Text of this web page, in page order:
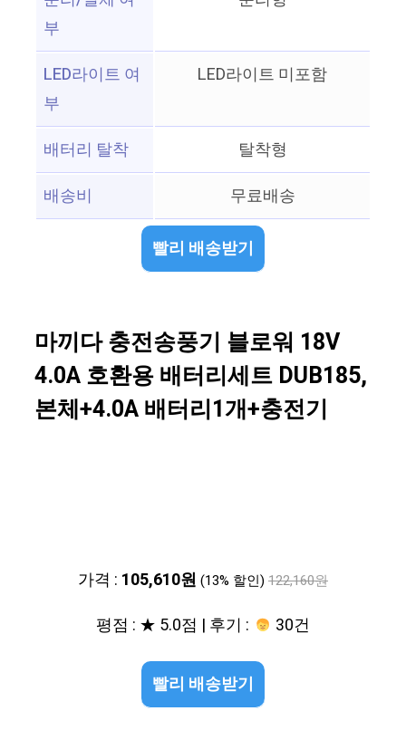
부
LED라이트 여
부
LED라이트 미포함
배터리 탈착
탈착형
배송비
무료배송
빨리 배송받기
마끼다 충전송풍기 블로워 18V
4.0A 호환용 배터리세트 DUB185,
본체+4.0A 배터리1개+충전기
가격 : 105,610원 (13% 할인) 122,160원
평점 : ★ 5.0점 | 후기 : 30건
빨리 배송받기